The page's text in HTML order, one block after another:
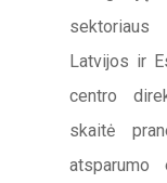
Latvijos ir
centro
skaitė
atsparumo